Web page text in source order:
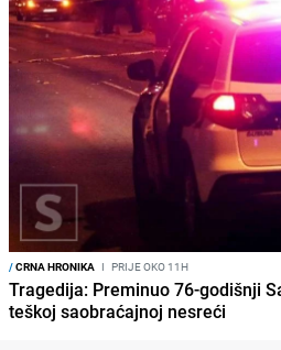
/CRNA HRONIKA I PRIJE OKO 11H
Tragedija: Preminuo 76-godišnji
teškoj saobraćajnoj nesreći